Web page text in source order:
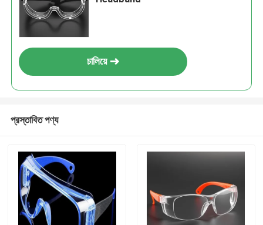
চালিয়ে
প্রস্তাবিত পণ্য